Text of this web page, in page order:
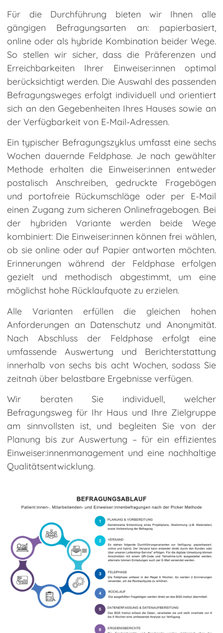
Für die Durchführung bieten wir Ihnen alle
gängigen Befragungsarten an: papierbasiert,
online oder als hybride Kombination beider Wege.
So stellen wir sicher, dass die Präferenzen und
Erreichbarkeiten Ihrer Einweiser:innen optimal
berücksichtigt werden. Die Auswahl des passenden
Befragungsweges erfolgt individuell und orientiert
sich an den Gegebenheiten Ihres Hauses sowie an
der Verfügbarkeit von E-Mail-Adressen.
Ein typischer Befragungszyklus umfasst eine sechs
Wochen dauernde Feldphase. Je nach gewählter
Methode erhalten die Einweiser:innen entweder
postalisch Anschreiben, gedruckte Fragebögen
und portofreie Rückumschläge oder per E-Mail
einen Zugang zum sicheren Onlinefragebogen. Bei
der hybriden Variante werden beide Wege
kombiniert: Die Einweiser:innen können frei wählen,
ob sie online oder auf Papier antworten möchten.
Erinnerungen während der Feldphase erfolgen
gezielt und methodisch abgestimmt, um eine
möglichst hohe Rücklaufquote zu erzielen.
Alle Varianten erfüllen die gleichen hohen
Anforderungen an Datenschutz und Anonymität.
Nach Abschluss der Feldphase erfolgt eine
umfassende Auswertung und Berichterstattung
innerhalb von sechs bis acht Wochen, sodass Sie
zeitnah über belastbare Ergebnisse verfügen.
Wir beraten Sie individuell, welcher
Befragungsweg für Ihr Haus und Ihre Zielgruppe
am sinnvollsten ist, und begleiten Sie von der
Planung bis zur Auswertung – für ein effizientes
Einweiser:innenmanagement und eine nachhaltige
Qualitätsentwicklung.